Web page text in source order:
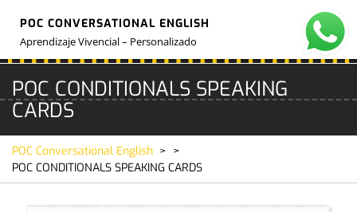
content
POC CONVERSATIONAL ENGLISH
Aprendizaje Vivencial – Personalizado
POC CONDITIONALS SPEAKING
CARDS
POC Conversational English > >
POC CONDITIONALS SPEAKING CARDS